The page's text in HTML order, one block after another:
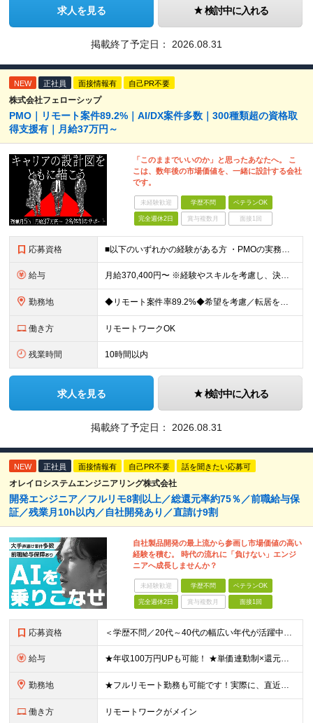
求人を見る 検討中に入れる
掲載終了予定日： 2026.08.31
NEW 正社員 面接情報有 自己PR不要
株式会社フェローシップ
PMO｜リモート案件89.2%｜AI/DX案件多数｜300種類超の資格取
得支援有｜月給37万円～
「このままでいいのか」と思ったあなたへ。 こ
こは、数年後の市場価値を、一緒に設計する会社
です。
未経験歓迎 学歴不問 ベテランOK
完全週休2日 賞与複数月 面接1回
応募資格 ■以下のいずれかの経験がある方 ・PMOの実務経験がある方 ・Webディレクター、進行管理の経験がある方 ・プロジェクト推進・システム導入支援の実務経験がある方 ・情シス・社内SEとして社内のプロジェ
給与 月給370,400円〜 ※経験やスキルを考慮し、決定いたします ※上記金額には固定残業代（30時間分/70,400円～）を含みます。超過分は別途全額支給いたします ※試用期間6カ月あり（期間中の給与・
勤務地 ◆リモート案件率89.2%◆希望を考慮／転居を伴う転勤なし 一都三県のクライアント先＋在宅勤務（案件により異なります） 【本社】東京都千代田区内幸町2-2-3 日比谷国際ビル3F (変更の範囲)上
働き方 リモートワークOK
残業時間 10時間以内
求人を見る 検討中に入れる
掲載終了予定日： 2026.08.31
NEW 正社員 面接情報有 自己PR不要 話を聞きたい応募可
オレイロシステムエンジニアリング株式会社
開発エンジニア／フルリモ8割以上／総還元率約75％／前職給与保
証／残業月10h以内／自社開発あり／直請け9割
自社製品開発の最上流から参画し市場価値の高い
経験を積む。 時代の流れに「負けない」エンジ
ニアへ成長しませんか？
未経験歓迎 学歴不問 ベテランOK
完全週休2日 賞与複数月 面接1回
応募資格 ＜学歴不問／20代～40代の幅広い年代が活躍中！＞ ◆何かしらの開発経験をお持ちの方 ◆学歴不問 ≪こんな方にピッタリ≫ □ 大手直請けの環境で、要件定義や設計などの上流へシフトしたい □ 案件情
給与 ★年収100万円UPも可能！ ★単価連動制×還元率額面給与60%以上 ★前職給与保証（入社時の初動給与として考慮します） 月給30万円～60万円＋賞与 ※前職の給与・経験・スキルを最大限考慮し決定
勤務地 ★フルリモート勤務も可能です！実際に、直近で石川県からフルリモートで参画している社員もいます。 （テレワーク案件へのアサインが難しい場合は、通勤圏内でのプロジェクト調整となります） ★転勤はありません
働き方 リモートワークがメイン